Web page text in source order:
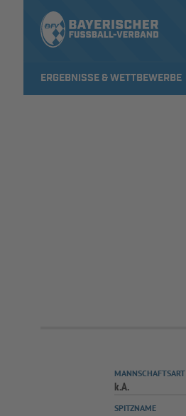
ERGEBNISSE & WETTBEWERBE
MANNSCHAFTSART
k.A.
SPITZNAME